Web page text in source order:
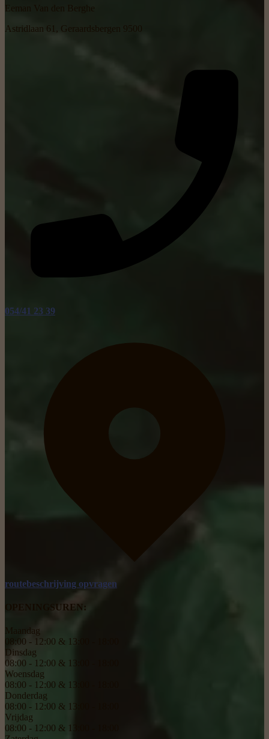
Astridlaan 61, Geraardsbergen 9500
054/41 23 39
routebeschrijving opvragen
OPENINGSUREN:
Maandag
08:00 - 12:00 & 13:00 - 18:00
Dinsdag
08:00 - 12:00 & 13:00 - 18:00
Woensdag
08:00 - 12:00 & 13:00 - 18:00
Donderdag
08:00 - 12:00 & 13:00 - 18:00
Vrijdag
08:00 - 12:00 & 13:00 - 18:00